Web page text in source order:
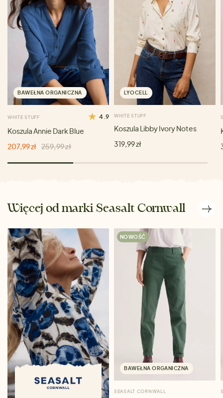
BAWEŁNA ORGANICZNA
WHITE STUFF 4.9
Koszula Annie Dark Blue
207,99 zł 259,99 zł
LYOCELL
WHITE STUFF
Koszula Libby Ivory Notes
319,99 zł
Więcej od marki Seasalt Cornwall
NOWOŚĆ
BAWEŁNA ORGANICZNA
SEASALT CORNWALL